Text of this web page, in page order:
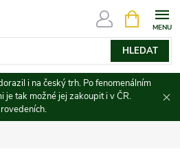
HLEDAT
NÁKUPNÍ
KOŠÍK
i na český trh. Po fenomenálním
je tak možné jej zakoupit i v ČR.